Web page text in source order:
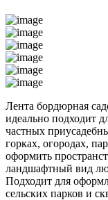
Лента бордюрная
идеально подходит
частных
горках, огородах,
оформить
ландшафтный вид
Подходит для
сельских парков и